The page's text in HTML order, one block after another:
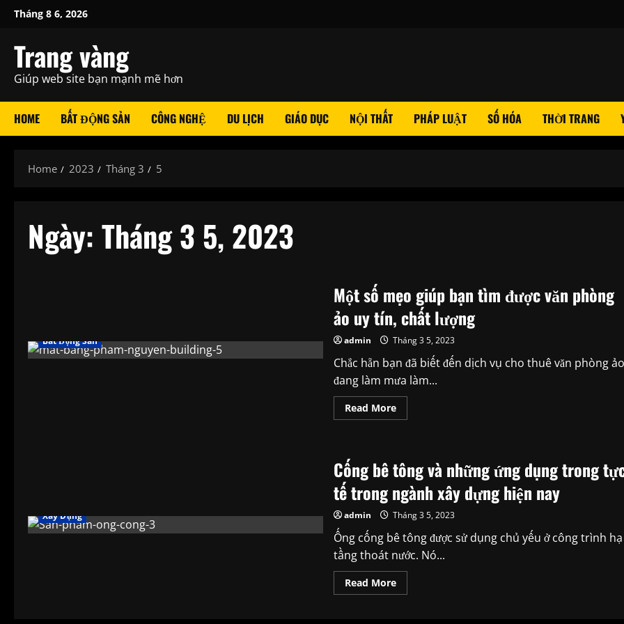
Skip
content
Tháng 8 6, 2026
Trang vàng
Giúp web site bạn mạnh mẽ hơn
HOME BẤT ĐỘNG SẢN CÔNG NGHỆ DU LỊCH GIÁO DỤC NỘI THẤT PHÁP LUẬT SỐ HÓA THỜI TRANG
Home 2023 Tháng 3 5
Ngày: Tháng 3 5, 2023
Bất Động Sản
Một số mẹo giúp bạn tìm được văn phòng
ảo uy tín, chất lượng
admin Tháng 3 5, 2023
Chắc hẵn bạn đã biết đến dịch vụ cho thuê văn phòng ảo
đang làm mưa làm...
Read MoreRead
more
giúp
bạn
tìm
được
văn
phòng
uy
tín,
chất
lượng
Xây Dựng
Cống bê tông và những ứng dụng trong
tế trong ngành xây dựng hiện nay
admin Tháng 3 5, 2023
Ống cống bê tông được sử dụng chủ yếu ở công trình hạ
tầng thoát nước. Nó...
Read MoreRead
more